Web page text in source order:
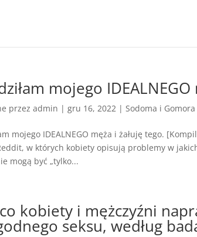
mojego
przezadmin |gru 16, 2022 |Sodoma i
mojego IDEALNEGO męża i żałuję tego.
w których kobiety opisują problemy w
mogą być „tylko...
kobiety i mężczyźni
seksu, według